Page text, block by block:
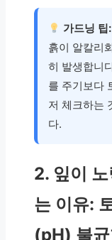
가드닝 팁:
흙이 알칼리
히 발생합니
를 주기보다
저 체크하는
다.
2. 잎이
는 이유:
(pH) 불